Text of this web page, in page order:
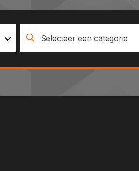
Selecteer een categorie